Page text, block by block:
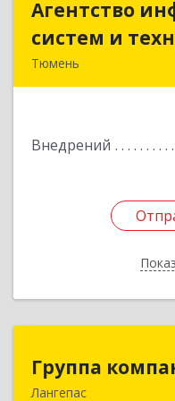
Агентство
систем и
Тюмень
Внедрений
систем и
Группа
Лангепас
Группа
628672, Тюменская